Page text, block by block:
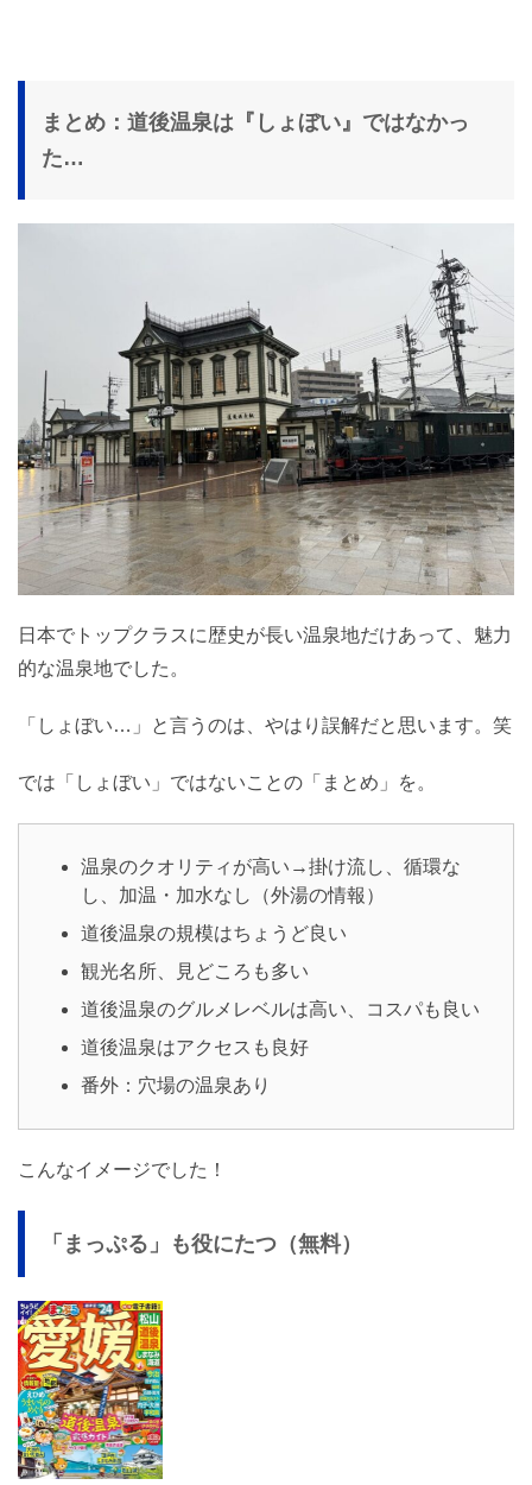
まとめ：道後温泉は『しょぼい』ではなかっ
た…
日本でトップクラスに歴史が長い温泉地だけあって、魅力
的な温泉地でした。
「しょぼい…」と言うのは、やはり誤解だと思います。笑
では「しょぼい」ではないことの「まとめ」を。
温泉のクオリティが高い→掛け流し、循環な
し、加温・加水なし（外湯の情報）
道後温泉の規模はちょうど良い
観光名所、見どころも多い
道後温泉のグルメレベルは高い、コスパも良い
道後温泉はアクセスも良好
番外：穴場の温泉あり
こんなイメージでした！
「まっぷる」も役にたつ（無料）